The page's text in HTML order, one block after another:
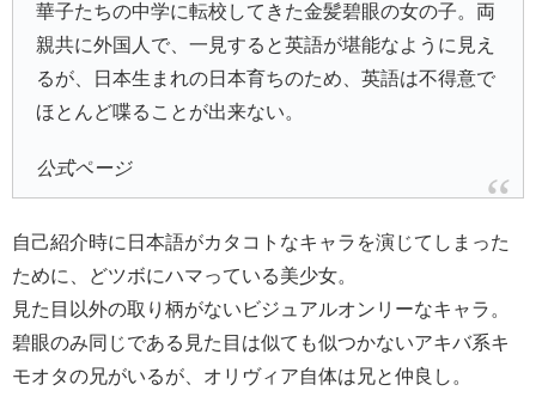
華子たちの中学に転校してきた金髪碧眼の女の子。両
親共に外国人で、一見すると英語が堪能なように見え
るが、日本生まれの日本育ちのため、英語は不得意で
ほとんど喋ることが出来ない。
公式ページ
自己紹介時に日本語がカタコトなキャラを演じてしまった
ために、どツボにハマっている美少女。
見た目以外の取り柄がないビジュアルオンリーなキャラ。
碧眼のみ同じである見た目は似ても似つかないアキバ系キ
モオタの兄がいるが、オリヴィア自体は兄と仲良し。